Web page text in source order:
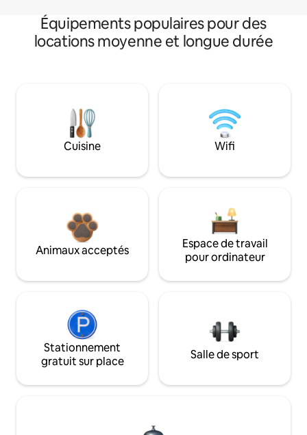
Équipements populaires pour des
locations moyenne et longue durée
Cuisine Wifi
Animaux acceptés
Espace de travail
pour ordinateur
Stationnement
gratuit sur place
Salle de sport